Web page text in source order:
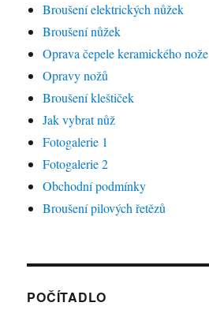
Broušení elektrických nůžek
Broušení nůžek
Oprava čepele keramického nože
Opravy nožů
Broušení kleštiček
Jak vybrat nůž
Fotogalerie 1
Fotogalerie 2
Obchodní podmínky
Broušení pilových řetězů
POČÍTADLO